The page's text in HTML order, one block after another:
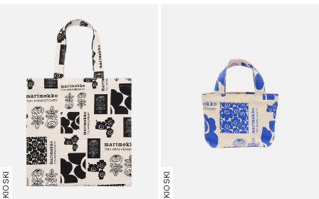
KIOSKI KIOSKI